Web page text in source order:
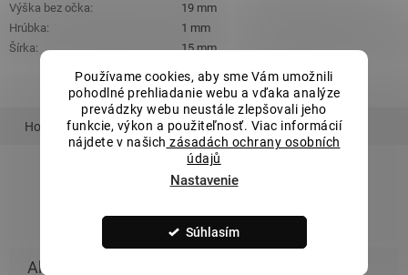
Používame cookies, aby sme Vám umožnili
pohodlné prehliadanie webu a vďaka analýze
prevádzky webu neustále zlepšovali jeho
funkcie, výkon a použiteľnosť. Viac informácií
nájdete v našich zásadách ochrany osobních
údajů
Nastavenie
Súhlasím
Výška bez očka:
19 mm
Hrúbka:
1 mm
Šírka: 15 mm
Hodnotenie Podobný tovar Súvisiaci tovar